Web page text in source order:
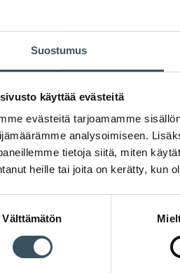
Suostumus
käyttää evästeitä
evästeitä tarjoamamme
analysoimiseen.
tietoja siitä, miten
heille tai joita on kerätty, kun
Välttämätön